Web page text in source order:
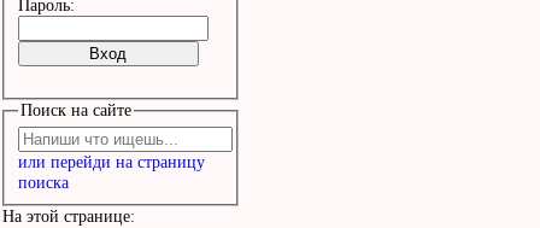
Пароль:
Поиск на сайте
или перейди на страницу
поиска
На этой странице: